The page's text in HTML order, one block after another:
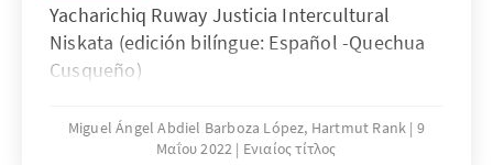
Yacharichiq Ruway Justicia Intercultural
Niskata (edición bilíngue: Español -Quechua
Cusqueño)
Miguel Ángel Abdiel Barboza López, Hartmut Rank 9
Μαΐου 2022
Ενιαίος τίτλος